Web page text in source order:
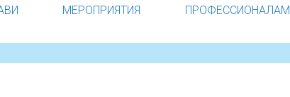
МЕРОПРИЯТИЯ ПРОФЕССИОНАЛАМ